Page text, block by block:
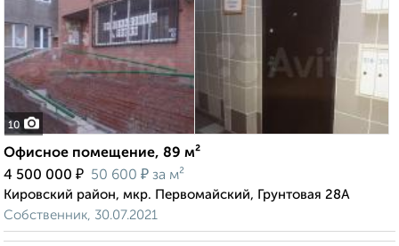
10
Офисное помещение, 89 м²
4 500 000 ₽ 50 600 ₽ за м²
Кировский район, мкр. Первомайский, Грунтовая 28А
Собственник, 30.07.2021